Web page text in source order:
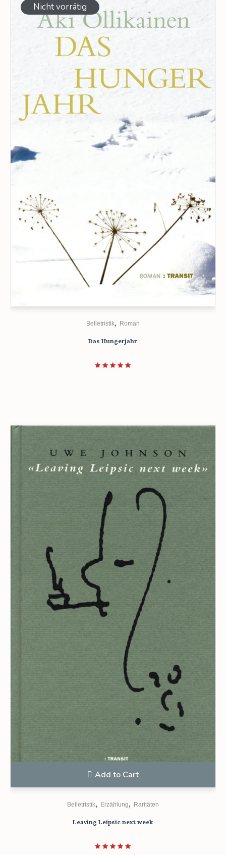
Nicht vorrätig
Belletristik, Roman
Das Hungerjahr
Add to Cart
Belletristik, Erzählung, Raritäten
Leaving Leipsic next week